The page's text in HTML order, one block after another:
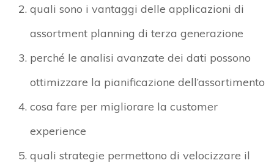
quali sono i vantaggi delle applicazioni di
assortment planning di terza generazione
perché le analisi avanzate dei dati possono
ottimizzare la pianificazione dell’assortimento
cosa fare per migliorare la customer
experience
quali strategie permettono di velocizzare il